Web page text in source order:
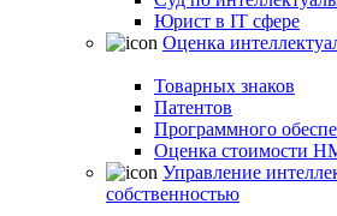
Юрист в IT сфере
Оценка
Товарных знаков
Патентов
Программного
Оценка стоимости
Управление
собственностью